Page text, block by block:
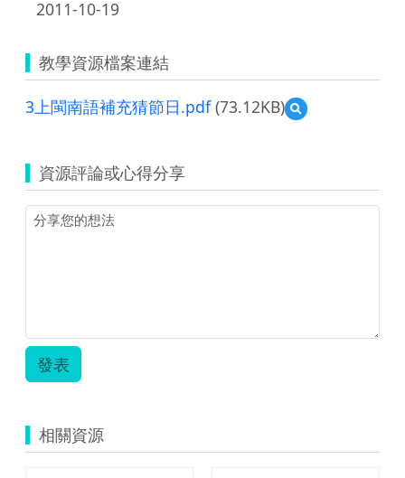
2011-10-19
教學資源檔案連結
3上閩南語補充猜節日.pdf(73.12KB)
預
覽
南
語
資源評論或心得分享
發表
相關資源